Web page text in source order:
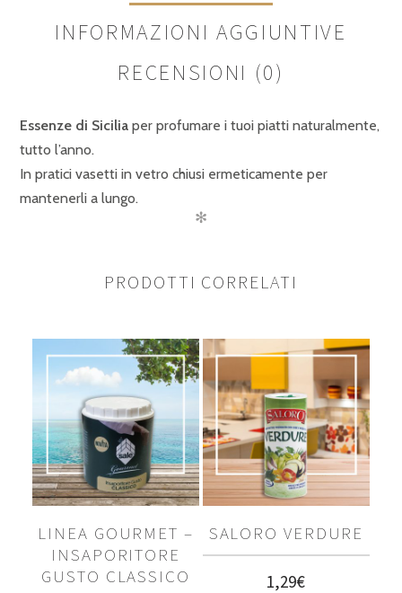
INFORMAZIONI AGGIUNTIVE
RECENSIONI (0)
Essenze di Sicilia per profumare i tuoi piatti naturalmente,
tutto l’anno.
In pratici vasetti in vetro chiusi ermeticamente per
mantenerli a lungo.
RECENSIONI
Ancora non ci sono recensioni.
BE THE FIRST TO REVIEW “SALE E
ORIGANO DI SICILIA”
✻
PRODOTTI CORRELATI
LINEA GOURMET –
INSAPORITORE
GUSTO CLASSICO
SALORO VERDURE
1,29€